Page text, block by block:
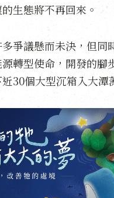
生態將不再回來。
爭議懸而未決，但同
轉型使命，開發的腳
30個大型沉箱入大潭